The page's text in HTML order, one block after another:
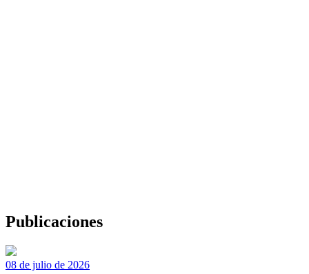
Publicaciones
08 de julio de 2026